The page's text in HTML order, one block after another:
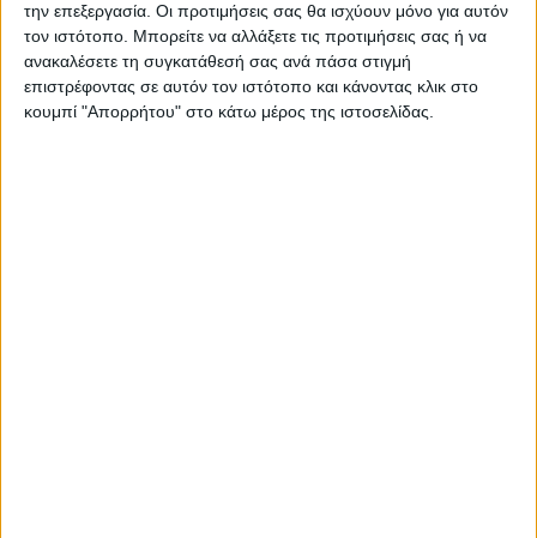
την επεξεργασία. Οι προτιμήσεις σας θα ισχύουν μόνο για αυτόν
τον ιστότοπο. Μπορείτε να αλλάξετε τις προτιμήσεις σας ή να
ανακαλέσετε τη συγκατάθεσή σας ανά πάσα στιγμή
επιστρέφοντας σε αυτόν τον ιστότοπο και κάνοντας κλικ στο
κουμπί "Απορρήτου" στο κάτω μέρος της ιστοσελίδας.
Αναλυτικότερα στην έντυπη έκδοση του Νέου
Αγώνα
Τελευταίες Ειδήσεις Σήμερα